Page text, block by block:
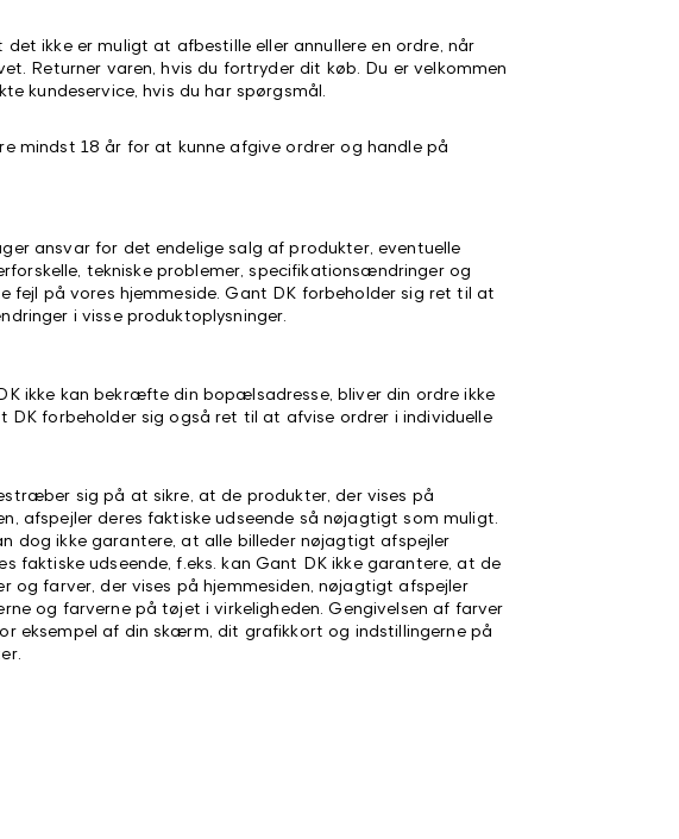
ikke er muligt at afbestille eller annullere en ordre, når
Returner varen, hvis du fortryder dit køb. Du er velkommen
kundeservice, hvis du har spørgsmål.
mindst 18 år for at kunne afgive ordrer og handle på
ansvar for det endelige salg af produkter, eventuelle
tekniske problemer, specifikationsændringer og
fejl på vores hjemmeside. Gant DK forbeholder sig ret til at
i visse produktoplysninger.
ikke kan bekræfte din bopælsadresse, bliver din ordre ikke
DK forbeholder sig også ret til at afvise ordrer i individuelle
sig på at sikre, at de produkter, der vises på
afspejler deres faktiske udseende så nøjagtigt som muligt.
dog ikke garantere, at alle billeder nøjagtigt afspejler
faktiske udseende, f.eks. kan Gant DK ikke garantere, at de
og farver, der vises på hjemmesiden, nøjagtigt afspejler
og farverne på tøjet i virkeligheden. Gengivelsen af farver
eksempel af din skærm, dit grafikkort og indstillingerne på